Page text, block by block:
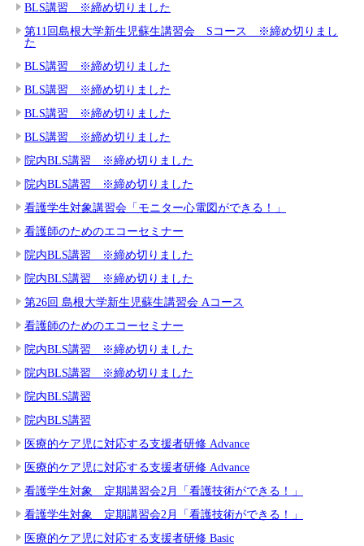
BLS講習 ※締め切りました
第11回島根大学新生児蘇生講習会 Sコース ※締め切りまし
た
BLS講習 ※締め切りました
BLS講習 ※締め切りました
BLS講習 ※締め切りました
BLS講習 ※締め切りました
院内BLS講習 ※締め切りました
院内BLS講習 ※締め切りました
看護学生対象講習会「モニター心電図ができる！」
看護師のためのエコーセミナー
院内BLS講習 ※締め切りました
院内BLS講習 ※締め切りました
第26回 島根大学新生児蘇生講習会 Aコース
看護師のためのエコーセミナー
院内BLS講習 ※締め切りました
院内BLS講習 ※締め切りました
院内BLS講習
院内BLS講習
医療的ケア児に対応する支援者研修 Advance
医療的ケア児に対応する支援者研修 Advance
看護学生対象 定期講習会2月「看護技術ができる！」
看護学生対象 定期講習会2月「看護技術ができる！」
医療的ケア児に対応する支援者研修 Basic